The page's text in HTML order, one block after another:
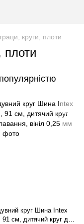
круги, плоти
плоти
круг Шина Intex
91 см, дитячий круг для